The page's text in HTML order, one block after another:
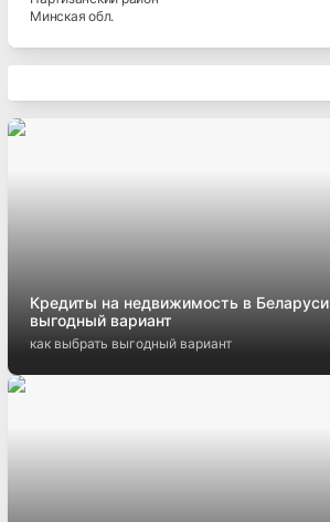
Минская обл.
Кредиты на недвижимость в
выгодный вариант
как выбрать выгодный вариант